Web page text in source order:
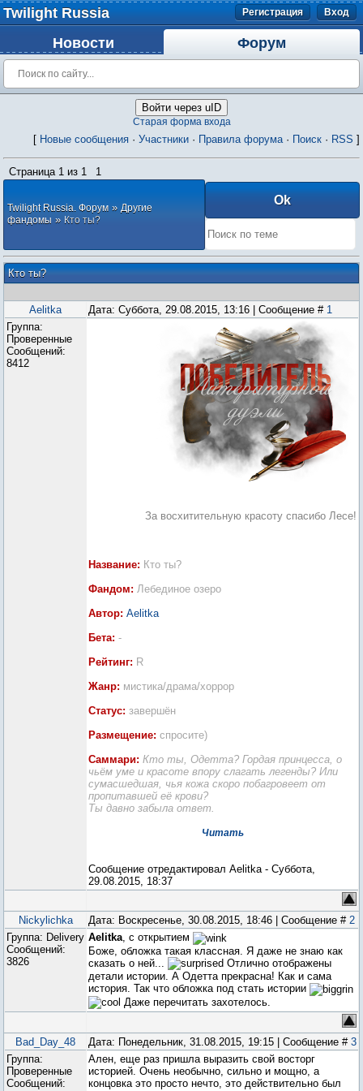
Twilight Russia Регистрация Вход
Новости Форум
Войти через uID
Старая форма входа
[ Новые сообщения · Участники · Правила форума· Поиск · RSS ]
Страница 1 из 1 1
Twilight Russia. Форум » Другие
фандомы » Кто ты?
Кто ты?
Aelitka Дата: Суббота, 29.08.2015, 13:16 | Сообщение # 1
Группа:
Проверенные
Сообщений:
8412
За восхитительную красоту спасибо Лесе!
Название: Кто ты?
Фандом: Лебединое озеро
Автор: Aelitka
Бета: -
Рейтинг: R
Жанр: мистика/драма/хоррор
Статус: завершён
Размещение: спросите)
Саммари: Кто ты, Одетта? Гордая принцесса, о
чьём уме и красоте впору слагать легенды? Или
сумасшедшая, чья кожа скоро побагровеет от
пропитавшей её крови?
Ты давно забыла ответ.
Читать
Сообщение отредактировал Aelitka- Суббота,
29.08.2015, 18:37
Nickylichka Дата: Воскресенье, 30.08.2015, 18:46 | Сообщение # 2
Группа: Delivery
Сообщений:
3826
Aelitka, с открытием
Боже, обложка такая классная. Я даже не знаю как
сказать о ней...
Отлично отображены
детали истории. А Одетта прекрасна! Как и сама
история. Так что обложка под стать истории
Даже перечитать захотелось.
Bad_Day_48 Дата: Понедельник, 31.08.2015, 19:15 | Сообщение # 3
Группа:
Проверенные
Сообщений:
Ален, еще раз пришла выразить свой восторг
историей. Очень необычно, сильно и мощно, а
концовка это просто нечто, это действительно был